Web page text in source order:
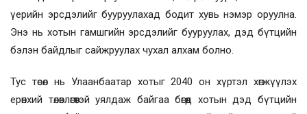
үерийн эрсдэлийг бууруулахад бодит хувь нэмэр оруулна.
Энэ нь хотын гамшгийн эрсдэлийг бууруулах, дэд бүтцийн
бэлэн байдлыг сайжруулах чухал алхам болно.
Тус төсөл нь Улаанбаатар хотыг 2040 он хүртэл хөгжүүлэх
ерөнхий төлөвлөгөөтэй уялдаж байгаа бөгөөд хотын дэд бүтцийн